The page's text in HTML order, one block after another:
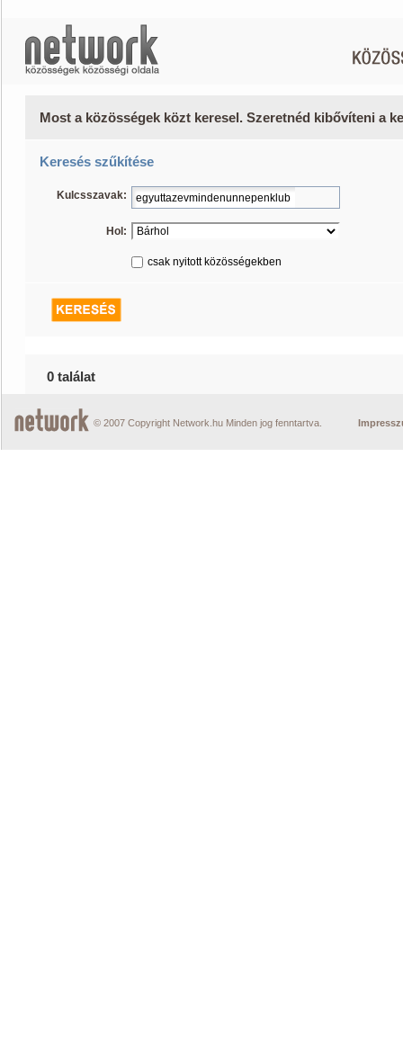
Most a közösségek közt keresel. Szeretnéd kibővíteni a
Keresés szűkítése
Kulcsszavak:
Hol:
csak nyitott közösségekben
0 találat
© 2007 Copyright Network.hu Minden jog fenntartva.